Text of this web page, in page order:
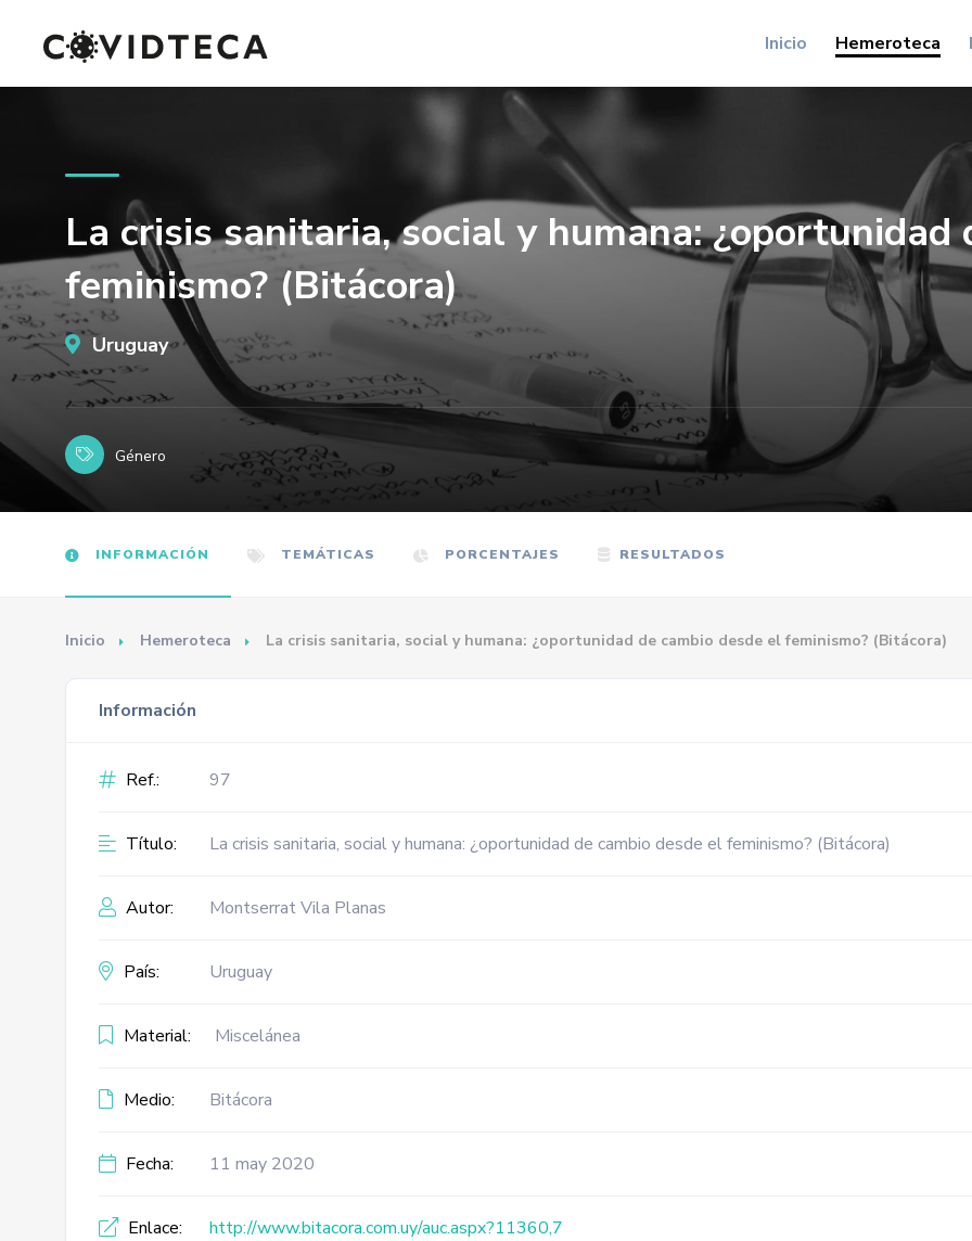
Inicio Hemeroteca
La crisis sanitaria, social y humana: ¿oportunidad
feminismo? (Bitácora)
Uruguay
Género
INFORMACIÓN TEMÁTICAS PORCENTAJES RESULTADOS
Inicio Hemeroteca La crisis sanitaria, social y humana: ¿oportunidad de cambio desde el feminismo? (Bitácora)
Información
Ref.: 97
Título: La crisis sanitaria, social y humana: ¿oportunidad de cambio desde el feminismo? (Bitácora)
Autor: Montserrat Vila Planas
País: Uruguay
Material: Miscelánea
Medio: Bitácora
Fecha: 11 may 2020
Enlace: http://www.bitacora.com.uy/auc.aspx?11360,7